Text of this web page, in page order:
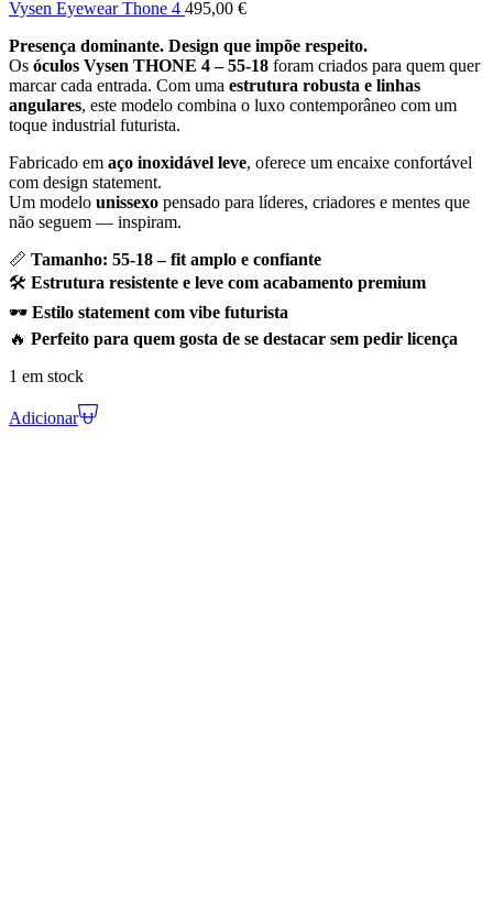
Vysen Eyewear Thone 4 495,00 €
Presença dominante. Design que impõe respeito.
Os óculos Vysen THONE 4 – 55-18 foram criados para quem quer
marcar cada entrada. Com uma estrutura robusta e linhas
angulares, este modelo combina o luxo contemporâneo com um
toque industrial futurista.
Fabricado em aço inoxidável leve, oferece um encaixe confortável
com design statement.
Um modelo unissexo pensado para líderes, criadores e mentes que
não seguem — inspiram.
📏 Tamanho: 55-18 – fit amplo e confiante
🛠️ Estrutura resistente e leve com acabamento premium
🕶️ Estilo statement com vibe futurista
🔥 Perfeito para quem gosta de se destacar sem pedir licença
1 em stock
Adicionar